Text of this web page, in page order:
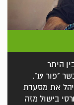
היתר
במסעדות "שגב", "קלמטה" ומסעדת הבשר "פור 19".
את מסעדת
בישול מזה